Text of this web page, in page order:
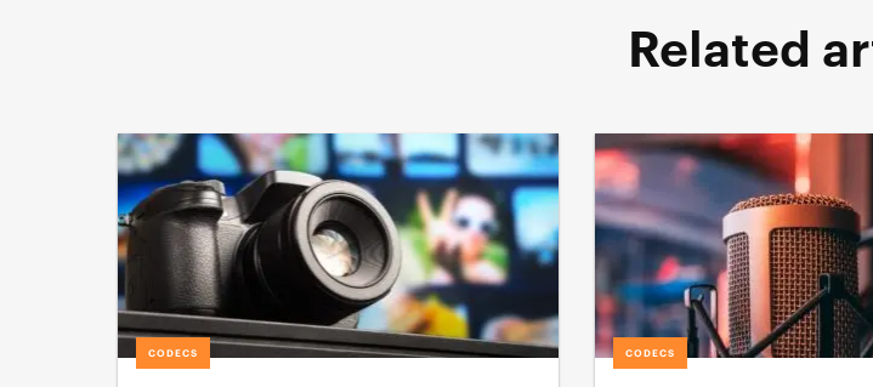
Related
CODECS CODECS